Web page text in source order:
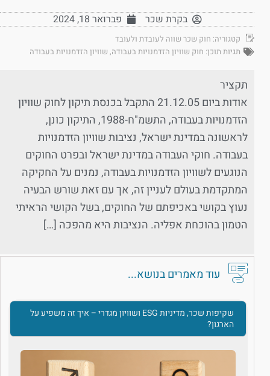
בקרת שכר פברואר 18, 2024
קטגוריה:חוק שכר שווה לעובדת ולעובד
תגיות תוכן: חוק שוויון הזדמנויות בעבודה,שוויון הזדמנויות בעבודה
תקציר
אודות ביום 21.12.05 התקבל בכנסת תיקון לחוק שוויון
הזדמנויות בעבודה, התשמ"ח-1988, התיקון כונן,
לראשונה במדינת ישראל, נציבות שוויון הזדמנויות
בעבודה. חוקי העבודה במדינת ישראל ובפרט החוקים
הנוגעים לשוויון הזדמנויות בעבודה, נמנים על החקיקה
המתקדמת בעולם לעניין זה, אך עם זאת שורש הבעיה
נעוץ בקושי באכיפתם של החוקים, בשל הקושי הראיתי
הטמון בהוכחת אפליה. הנציבות היא מהפכה […]
עוד מאמרים בנושא...
שקיפות שכר, מדיניות ESG ושוויון מגדרי – איך זה משפיע על
הארגון?